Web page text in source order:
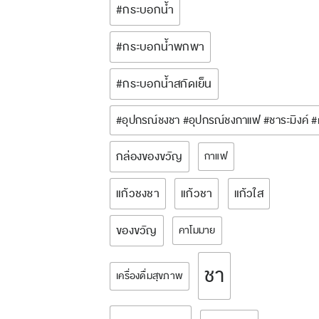
#กระบอกน้ำ
#กระบอกน้ำพกพา
#กระบอกน้ำสกัดเย็น
#อุปกรณ์ชงชา #อุปกรณ์ชงกาแฟ #ชาระมิงค์
กล่องของขวัญ กาแฟ
แก้วชงชา แก้วชา
แก้วใส
ของขวัญ
คาโมมาย
เครื่องดื่มสุขภาพ ชา